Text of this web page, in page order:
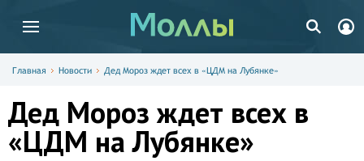
Главная Новости Дед Мороз ждет всех в «ЦДМ на Лубянке»
Дед Мороз ждет всех в
«ЦДМ на Лубянке»